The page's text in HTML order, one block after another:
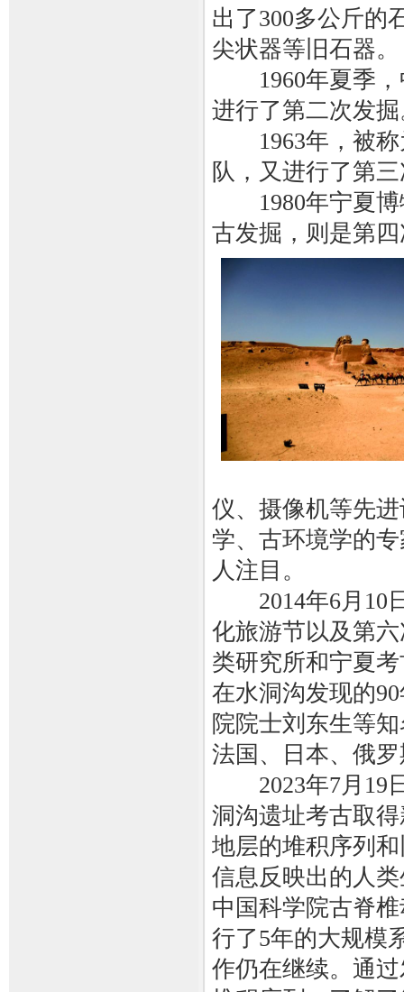
出了300多公斤的
尖状器等旧石器。
1960年夏季，
进行了第二次发
1963年，被称
队，又进行了第
1980年宁夏博
古发掘，则是第
仪、摄像机等先
学、古环境学的
人注目。
2014年6月10日
化旅游节以及第
类研究所和宁夏
在水洞沟发现的
院院士刘东生等
法国、日本、俄
2023年7月19日
洞沟遗址考古取
地层的堆积序列
信息反映出的人
中国科学院古脊
行了5年的大规模
作仍在继续。通